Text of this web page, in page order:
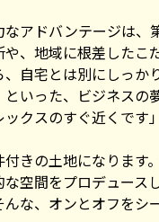
アドバンテージは
、地域に根差した
、自宅とは別にしっ
いった、ビジネス
クスのすぐ近くで
きの土地になりま
空間をプロデュー
な、オンとオフを